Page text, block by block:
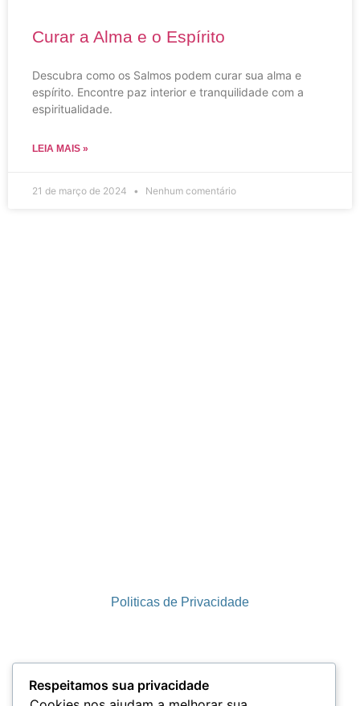
Curar a Alma e o Espírito
Descubra como os Salmos podem curar sua alma e
espírito. Encontre paz interior e tranquilidade com a
espiritualidade.
LEIA MAIS »
21 de março de 2024 Nenhum comentário
Politicas de Privacidade
Termos e Condições
Respeitamos sua privacidade